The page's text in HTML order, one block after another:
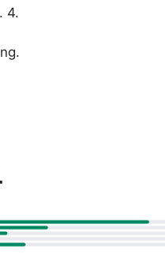
4.